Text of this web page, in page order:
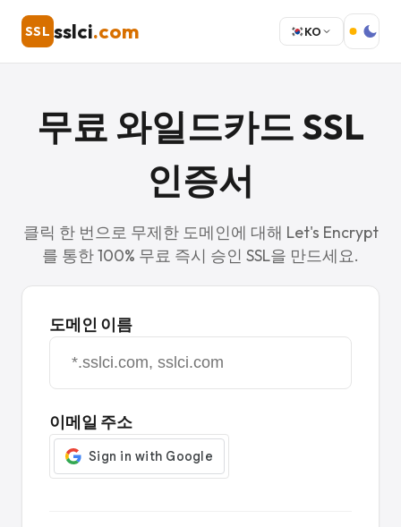
SSL sslci.com KO
무료 와일드카드 SSL
인증서
클릭 한 번으로 무제한 도메인에 대해 Let's Encrypt
를 통한 100% 무료 즉시 승인 SSL을 만드세요.
도메인 이름
이메일 주소